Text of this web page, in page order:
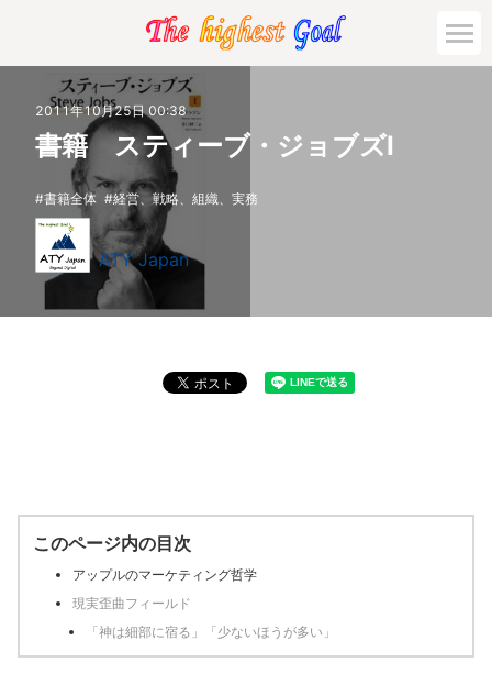
2011年10月25日 00:38
書籍 スティーブ・ジョブズⅠ
書籍全体 経営、戦略、組織、実務
ATY Japan
このページ内の目次
アップルのマーケティング哲学
現実歪曲フィールド
「神は細部に宿る」「少ないほうが多い」